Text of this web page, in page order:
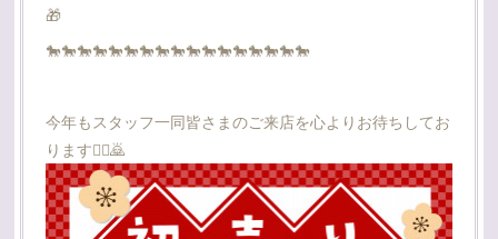
🎁
🐎🐎🐎🐎🐎🐎🐎🐎🐎🐎🐎🐎🐎🐎🐎🐎🐎
今年もスタッフ一同皆さまのご来店を心よりお待ちしてお
ります🙇‍♂️🙇